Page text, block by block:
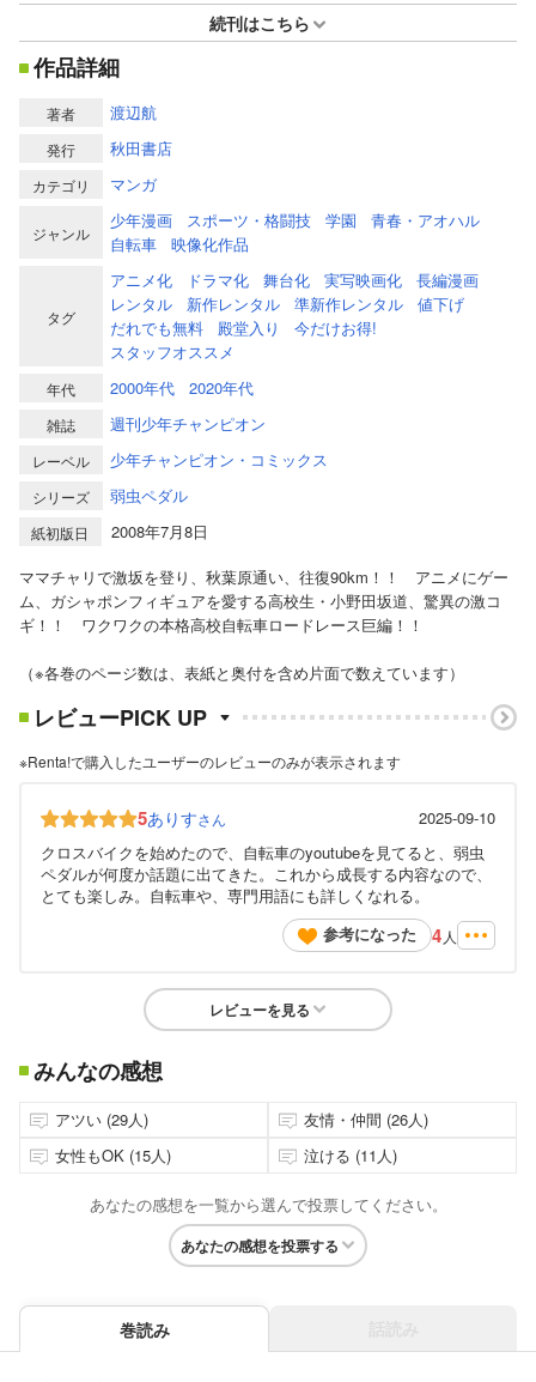
続刊はこちら
作品詳細
著者 渡辺航
発行 秋田書店
カテゴリ マンガ
ジャンル
少年漫画 スポーツ・格闘技 学園
青春・アオハル
自転車
映像化作品
タグ
アニメ化 ドラマ化 舞台化 実写映画化
長編漫画
レンタル
新作レンタル 準新作レンタル
値下げ
だれでも無料
殿堂入り
今だけお得!
スタッフオススメ
年代 2000年代 2020年代
雑誌 週刊少年チャンピオン
レーベル 少年チャンピオン・コミックス
シリーズ 弱虫ペダル
紙初版日
2008年7月8日
ママチャリで激坂を登り、秋葉原通い、往復90km！！ アニメにゲー
ム、ガシャポンフィギュアを愛する高校生・小野田坂道、驚異の激コ
ギ！！ ワクワクの本格高校自転車ロードレース巨編！！
（※各巻のページ数は、表紙と奥付を含め片面で数えています）
レビューPICK UP
※Renta!で購入したユーザーのレビューのみが表示されます
5ありすさん
2025-09-10
クロスバイクを始めたので、自転車のyoutubeを見てると、弱虫
ペダルが何度か話題に出てきた。これから成長する内容なので、
とても楽しみ。自転車や、専門用語にも詳しくなれる。
参考になった
4 人
レビューを見る
みんなの感想
アツい (29人)
友情・仲間 (26人)
女性もOK (15人)
泣ける (11人)
あなたの感想を一覧から選んで投票してください。
あなたの感想を投票する
巻読み